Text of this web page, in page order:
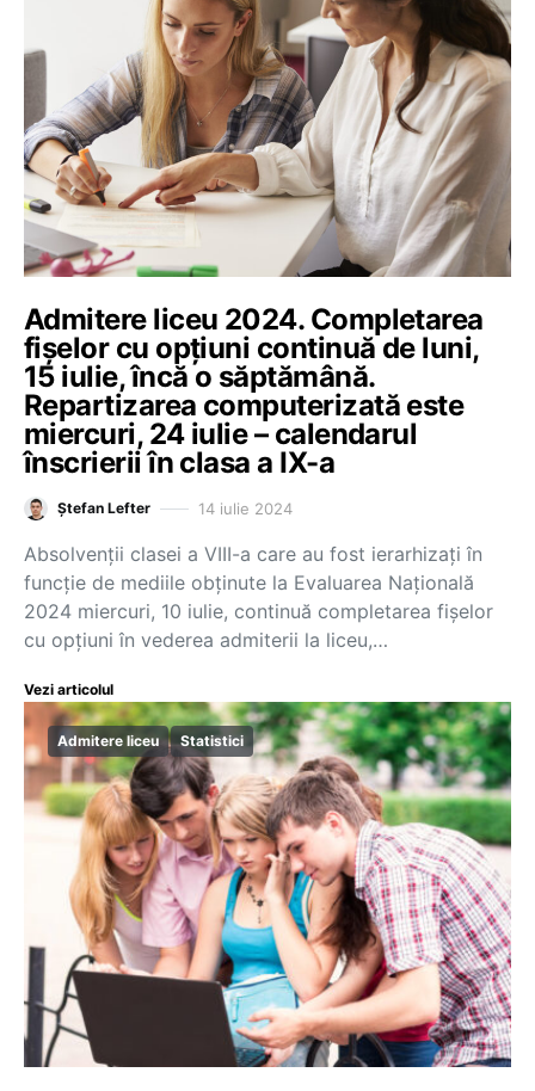
Admitere liceu 2024. Completarea
fișelor cu opțiuni continuă de luni,
15 iulie, încă o săptămână.
Repartizarea computerizată este
miercuri, 24 iulie – calendarul
înscrierii în clasa a IX-a
Ștefan Lefter 14 iulie 2024
Absolvenții clasei a VIII-a care au fost ierarhizați în
funcție de mediile obținute la Evaluarea Națională
2024 miercuri, 10 iulie, continuă completarea fișelor
cu opțiuni în vederea admiterii la liceu,…
Vezi articolul
Admitere liceu Statistici